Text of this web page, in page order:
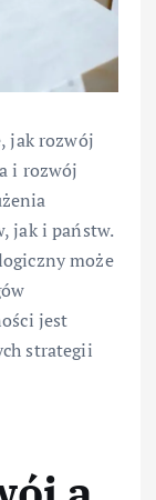
jak rozwój
i rozwój
jak i państw.
może
jest
strategii